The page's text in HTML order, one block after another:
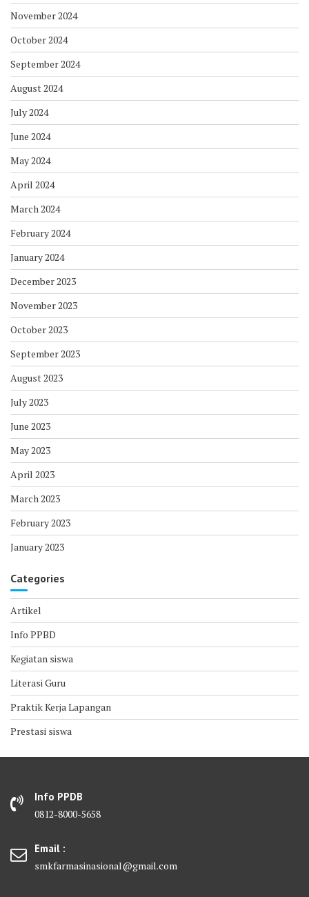
November 2024
October 2024
September 2024
August 2024
July 2024
June 2024
May 2024
April 2024
March 2024
February 2024
January 2024
December 2023
November 2023
October 2023
September 2023
August 2023
July 2023
June 2023
May 2023
April 2023
March 2023
February 2023
January 2023
Categories
Artikel
Info PPBD
Kegiatan siswa
Literasi Guru
Praktik Kerja Lapangan
Prestasi siswa
Info PPDB
0812-8000-5658
Email :
smkfarmasinasional@gmail.com